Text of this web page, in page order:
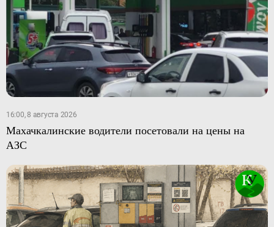
16:00, 8 августа 2026
Махачкалинские водители посетовали на цены на
АЗС